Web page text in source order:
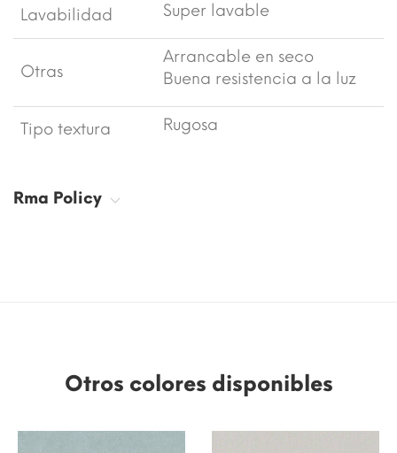
Lavabilidad Super lavable
Otras
Arrancable en seco
Buena resistencia a la luz
Tipo textura Rugosa
Rma Policy
Otros colores disponibles